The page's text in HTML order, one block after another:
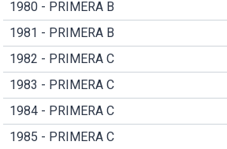
1980 - PRIMERA B
1981 - PRIMERA B
1982 - PRIMERA C
1983 - PRIMERA C
1984 - PRIMERA C
1985 - PRIMERA C